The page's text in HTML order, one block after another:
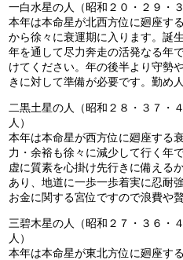
一白水星の人（昭和２０・２９・
本年は本命星が北西方位に廻座す
から徐々に衰運期に入ります。誕
年を通して尽力奔走の活発なる年
けてください。年の後半より守勢
きに対して準備が必要です。勤め
二黒土星の人（昭和２８・３７・
人）
本年は本命星が西方位に廻座する
力・余裕も徐々に減少して行く年
虚に質素を心掛け先行きに備える
あり、地道に一歩一歩着実に忍耐
お金に関する宮位ですので浪費や
三碧木星の人（昭和２７・３６・
人）
本年は本命星が東北方位に廻座す